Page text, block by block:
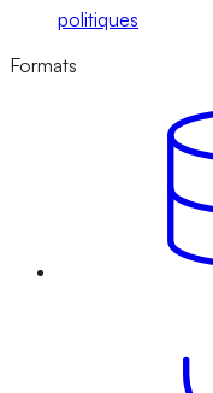
politiques
Formats